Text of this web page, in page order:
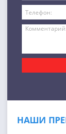
НАШИ